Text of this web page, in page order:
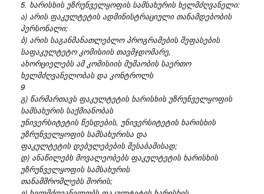
5. ხარისხის უზრუნველყოფის სამსახურის ხელმძღვანელი:
ა) არის ფაკულტეტის ადმინისტრაციული თანამდებობის
პერსონალი;
ბ) არის საგანმანათლებლო პროგრამების შეფასების
საფაკულტეტო კომისიის თავმჯდომარე,
ახორციელებს ამ კომისიის მუშაობის საერთო
ხელმძღვანელობას და კონტროლს
9
გ) წარმართავს ფაკულტეტის ხარისხის უზრუნველყოფის
სამსახურის საქმიანობას
უნივერსიტეტის წესდების, უნივერსიტეტის ხარისხის
უზრუნველყოფის სამსახურისა და
ფაკულტეტის დებულებების შესაბამისად;
დ) ანაწილებს მოვალეობებს ფაკულტეტის ხარისხის
უზრუნველყოფის სამსახურის
თანამშრომლებს შორის;